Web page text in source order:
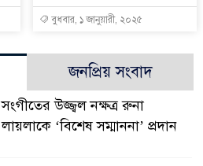
বুধবার, ১ জানুয়ারী, ২০২৫
জনপ্রিয় সংবাদ
সংগীতের উজ্জ্বল নক্ষত্র রুনা
লায়লাকে ‘বিশেষ সম্মাননা’ প্রদান